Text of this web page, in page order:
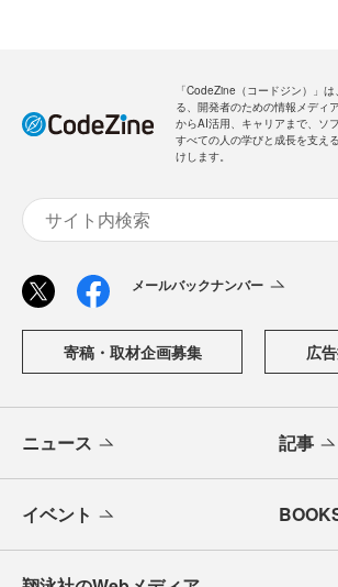
「CodeZine（コードジン）」
る、開発者のための情報メディ
からAI活用、キャリアまで、ソ
すべての人の学びと成長を支え
けします。
メールバックナンバー
寄稿・取材企画募集 広
ニュース 記事
イベント